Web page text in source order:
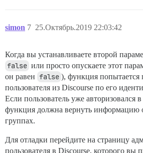
simon 25.Октябрь.2019 22:03:42
7
Когда вы устанавливаете второй
false или просто опускаете этот
он равен false ), функция попытается
пользователя из Discourse по его
Если пользователь уже авторизовался
функция должна вернуть информацию
группах.
Для отладки перейдите на страницу
пользователя в Discourse, которого вы